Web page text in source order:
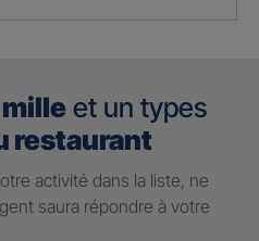
mille et un types
restaurant
activité dans la liste, ne
saura répondre à votre